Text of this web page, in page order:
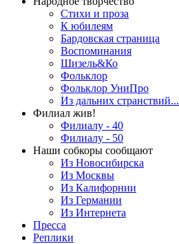
Стихи и проза
К юбилеям
Бардовская страница
Воспоминания
Шизель&Ко
Фольклор
Фольклор УниПро
Из дальних странствий...
Филиал жив!
Филиалу - 40
Филиалу - 50
Наши собкоры сообщают
Из Новосибирска
Из Москвы
Из Калифорнии
Из Германии
Из Интернета
Пресса
Реплики